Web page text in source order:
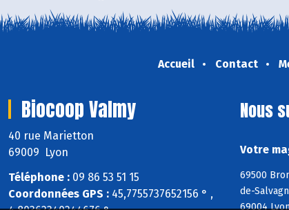
Accueil Contact
Biocoop Valmy
40 rue Marietton
69009 Lyon
Téléphone : 09 86 53 51 15
Coordonnées GPS : 45,7755737652156 ° ,
Nous
Votre
69500
de-
69004